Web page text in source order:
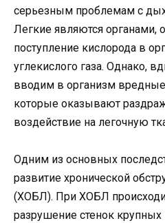
серьезным проблемам с
Легкие являются органами,
поступление кислорода в
углекислого газа. Однако,
вводим в организм
которые оказывают
воздействие на легочную
Одним из основных
развитие хронической
(ХОБЛ). При ХОБЛ
разрушение стенок